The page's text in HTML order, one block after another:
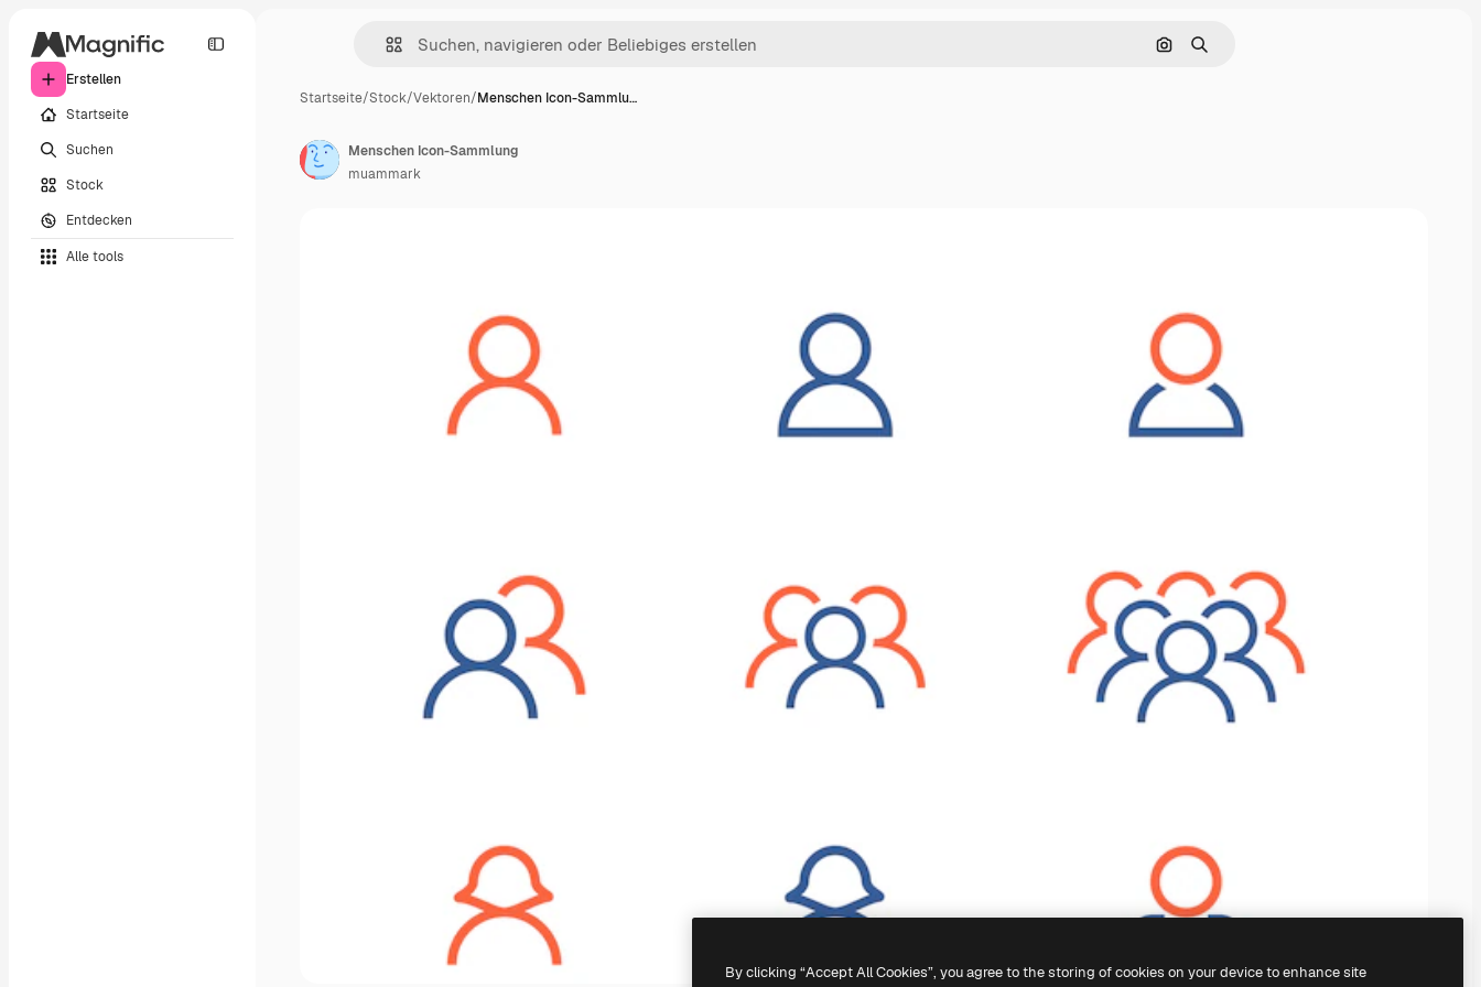
Erstellen
Startseite
Suchen
Stock
Entdecken
Alle tools
Nach Bild suchen
Suchen
Startseite/Stock/Vektoren/Menschen Icon-Sammlu…
Menschen Icon-Sammlung
muammark
By clicking “Accept All Cookies”, you agree to the storing of cookies on your device to enhance site